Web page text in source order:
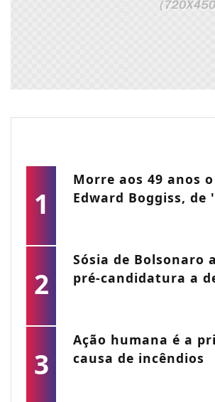
1
Morre aos 49 anos
Edward Boggiss, de
2
Sósia de Bolsonaro
pré-candidatura a
3
Ação humana é a
causa de incêndios